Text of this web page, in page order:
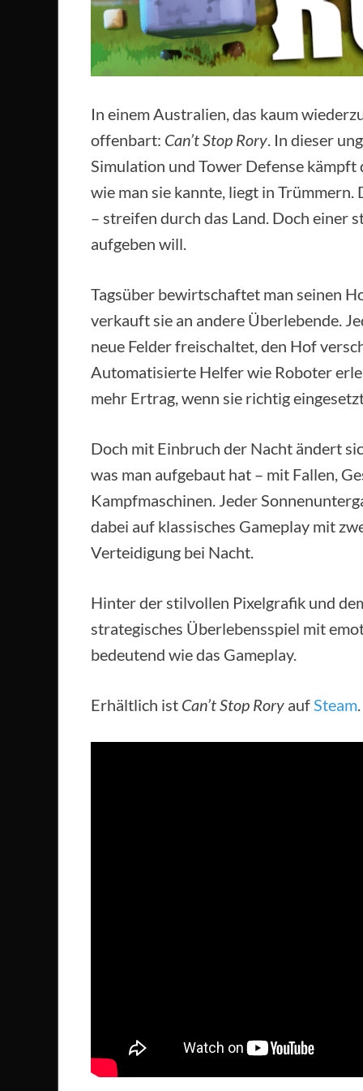
In einem Australien, das kaum
offenbart: Can’t Stop Rory. In dieser
Simulation und Tower Defense
wie man sie kannte, liegt in
– streifen durch das Land. Doch einer
aufgeben will.
Tagsüber bewirtschaftet man seinen
verkauft sie an andere Überlebende.
neue Felder freischaltet, den Hof
Automatisierte Helfer wie Roboter
mehr Ertrag, wenn sie richtig
Doch mit Einbruch der Nacht ändert
was man aufgebaut hat – mit Fallen,
Kampfmaschinen. Jeder
dabei auf klassisches Gameplay mit
Verteidigung bei Nacht.
Hinter der stilvollen Pixelgrafik und
strategisches Überlebensspiel mit
bedeutend wie das Gameplay.
Erhältlich ist Can’t Stop Rory aufSteam.